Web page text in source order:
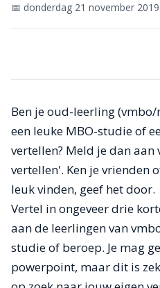
📅 donderdag 21 november 2019
Ben je oud-leerling (vmbo/
een leuke MBO-studie of
vertellen? Meld je dan
vertellen'. Ken je vrienden
leuk vinden, geef het door.
Vertel in ongeveer drie
aan de leerlingen van
studie of beroep. Je mag
powerpoint, maar dit is